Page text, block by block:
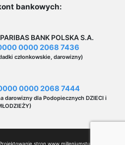
bankowych:
BANK POLSKA S.A.
0000 2068 7436
członkowskie, darowizny)
0000 2068 7444
darowizny dla Podopiecznych DZIECI i
stron www milleniumstudio.pl